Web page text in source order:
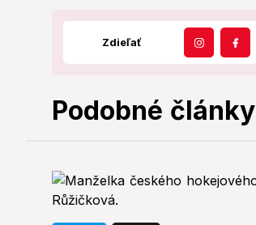
Zdieľať
Podobné články